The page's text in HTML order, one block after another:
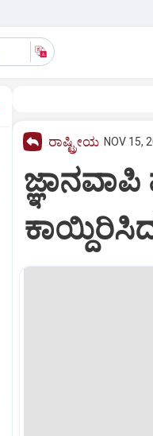
ರಾಷ್ಟ್ರೀಯ NOV 15,